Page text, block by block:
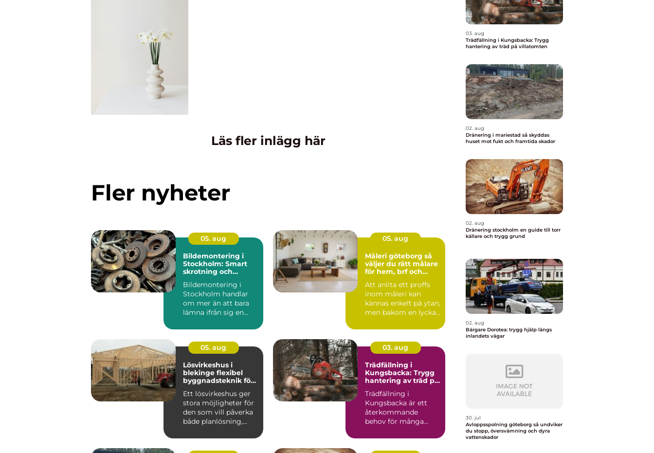
Läs fler inlägg här
Fler nyheter
05. aug
Bildemontering i
Stockholm: Smart
skrotning och
Bildemontering i
Stockholm handlar
om mer än att bara
lämna ifrån sig en
05. aug
Måleri göteborg så
väljer du rätt målare
för hem, brf och
Att anlita ett proffs
inom måleri kan
kännas enkelt på ytan,
men bakom en lyckad
05. aug
Lösvirkeshus i
blekinge flexibel
byggnadsteknik för
Ett lösvirkeshus ger
stora möjligheter för
den som vill påverka
både planlösning,
03. aug
Trädfällning i
Kungsbacka: Trygg
hantering av träd på
Trädfällning i
Kungsbacka är ett
återkommande
behov för många
03. aug
Trädfällning i Kungsbacka: Trygg
hantering av träd på villatomten
02. aug
Dränering i mariestad så skyddas
huset mot fukt och framtida skador
02. aug
Dränering stockholm en guide till torr
källare och trygg grund
02. aug
Bärgare Dorotea: trygg hjälp längs
inlandets vägar
30. jul
Avloppsspolning göteborg så undviker
du stopp, översvämning och dyra
vattenskador